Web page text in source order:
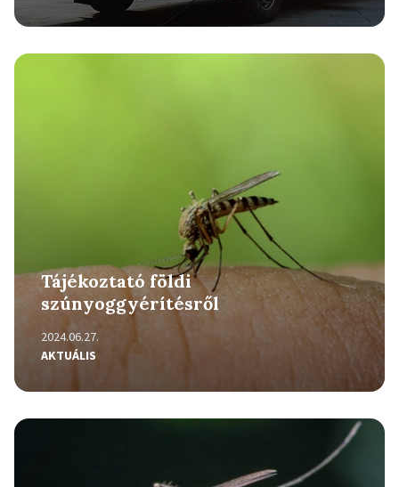
Tájékoztató földi
szúnyoggyérítésről
2024.06.27.
AKTUÁLIS
Részletek
Részletek